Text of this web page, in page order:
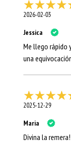
2026-02-03
Jessica
Me llego rápido
una
2025-12-29
Maria
Divina la